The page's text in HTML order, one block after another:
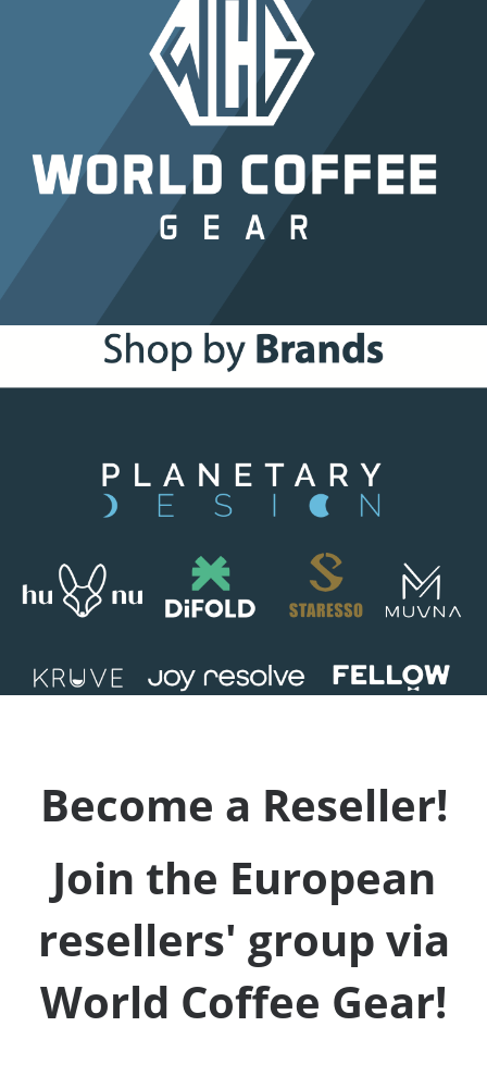
Become a Reseller!
Join the European
resellers' group via
World Coffee Gear!